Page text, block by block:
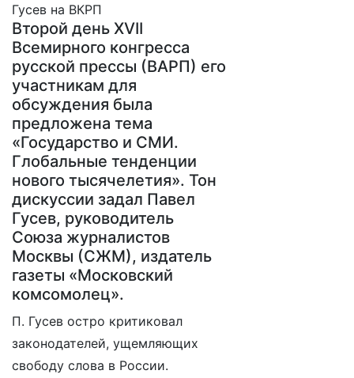
Гусев на ВКРП
Второй день XVII
Всемирного конгресса
русской прессы (ВАРП) его
участникам для
обсуждения была
предложена тема
«Государство и СМИ.
Глобальные тенденции
нового тысячелетия». Тон
дискуссии задал Павел
Гусев, руководитель
Союза журналистов
Москвы (СЖМ), издатель
газеты «Московский
комсомолец».
П. Гусев остро критиковал
законодателей, ущемляющих
свободу слова в России.